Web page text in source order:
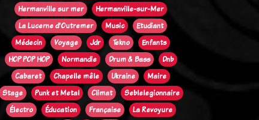
Hermanville sur mer
Hermanville-sur-Mer
La Lucerne d'Outremer
Music
Etudiant
Médecin
Voyage Jdr Tekno
Enfants
HOP POP HOP
Normandie Drum & Bass
Dnb
Cabaret
Chapelle mêle Ukraine
Maire
Stage
Punk et Metal Climat
Seblelegionnaire
Électro
Éducation Française
La Revoyure